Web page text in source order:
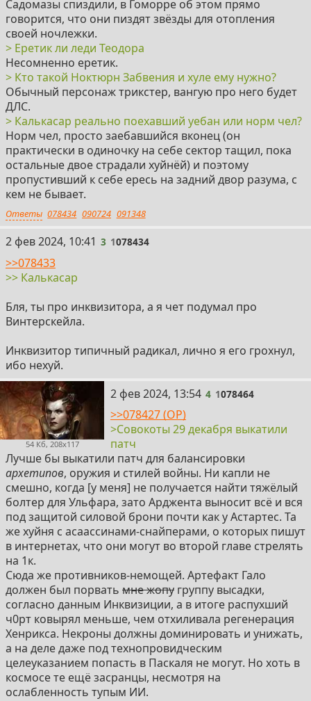
Садомазы спиздили, в Гоморре об этом прямо
говорится, что они пиздят звёзды для отопления
своей ночлежки.
> Еретик ли леди Теодора
Несомненно еретик.
> Кто такой Ноктюрн Забвения и хуле ему нужно?
Обычный персонаж трикстер, вангую про него будет
ДЛС.
> Калькасар реально поехавший уебан или норм чел?
Норм чел, просто заебавшийся вконец (он
практически в одиночку на себе сектор тащил, пока
остальные двое страдали хуйнёй) и поэтому
пропустивший к себе ересь на задний двор разума, с
кем не бывает.
Ответы 078434 090724 091348
3
2 фев 2024, 10:41 3 1078434
>>078433
>> Калькасар
Бля, ты про инквизитора, а я чет подумал про
Винтерскейла.
Инквизитор типичный радикал, лично я его грохнул,
ибо нехуй.
54 Кб, 208x117
4
2 фев 2024, 13:54 4 1078464
>>078427 (OP)
>Совокоты 29 декабря выкатили
патч
Лучше бы выкатили патч для балансировки
архетипов, оружия и стилей войны. Ни капли не
смешно, когда [у меня] не получается найти тяжёлый
болтер для Ульфара, зато Арджента выносит всё и вся
под защитой силовой брони почти как у Астартес. Та
же хуйня с асаассинами-снайперами, о которых пишут
в интернетах, что они могут во второй главе стрелять
на 1к.
Сюда же противников-немощей. Артефакт Гало
должен был порвать мне жопу группу высадки,
согласно данным Инквизиции, а в итоге распухший
ч0рт ковырял меньше, чем отхиливала регенерация
Хенрикса. Некроны должны доминировать и унижать,
а на деле даже под технопровидческим
целеуказанием попасть в Паскаля не могут. Но хоть в
космосе те ещё засранцы, несмотря на
ослабленность тупым ИИ.